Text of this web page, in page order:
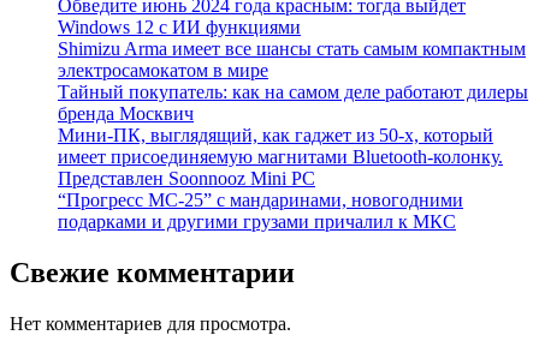
Обведите июнь 2024 года красным: тогда выйдет
Windows 12 с ИИ функциями
Shimizu Arma имеет все шансы стать самым компактным
электросамокатом в мире
Тайный покупатель: как на самом деле работают дилеры
бренда Москвич
Мини-ПК, выглядящий, как гаджет из 50-х, который
имеет присоединяемую магнитами Bluetooth-колонку.
Представлен Soonnooz Mini PC
“Прогресс МС-25” с мандаринами, новогодними
подарками и другими грузами причалил к МКС
Свежие комментарии
Нет комментариев для просмотра.